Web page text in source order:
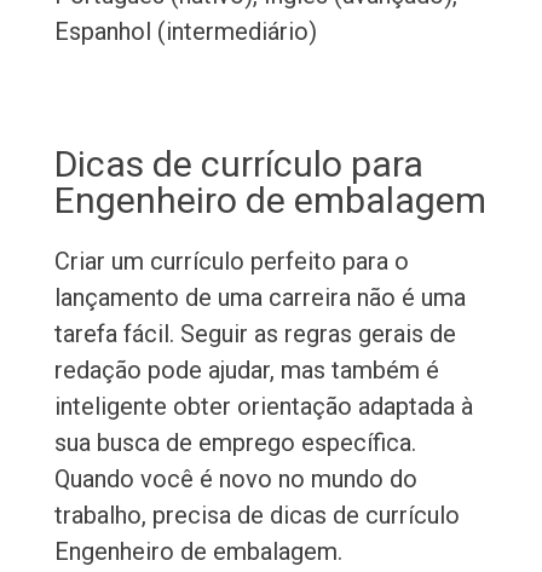
Espanhol (intermediário)
Dicas de currículo para
Engenheiro de embalagem
Criar um currículo perfeito para o
lançamento de uma carreira não é uma
tarefa fácil. Seguir as regras gerais de
redação pode ajudar, mas também é
inteligente obter orientação adaptada à
sua busca de emprego específica.
Quando você é novo no mundo do
trabalho, precisa de dicas de currículo
Engenheiro de embalagem.